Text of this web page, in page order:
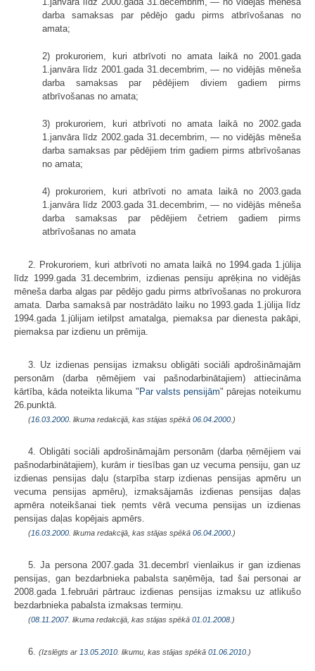
darba samaksas par pēdējo gadu pirms atbrīvošanas no
amata;
2) prokuroriem, kuri atbrīvoti no amata laikā no 2001.gada
1.janvāra līdz 2001.gada 31.decembrim, — no vidējās mēneša
darba samaksas par pēdējiem diviem gadiem pirms
atbrīvošanas no amata;
3) prokuroriem, kuri atbrīvoti no amata laikā no 2002.gada
1.janvāra līdz 2002.gada 31.decembrim, — no vidējās mēneša
darba samaksas par pēdējiem trim gadiem pirms atbrīvošanas
no amata;
4) prokuroriem, kuri atbrīvoti no amata laikā no 2003.gada
1.janvāra līdz 2003.gada 31.decembrim, — no vidējās mēneša
darba samaksas par pēdējiem četriem gadiem pirms
atbrīvošanas no amata
2. Prokuroriem, kuri atbrīvoti no amata laikā no 1994.gada 1.jūlija
līdz 1999.gada 31.decembrim, izdienas pensiju aprēķina no vidējās
mēneša darba algas par pēdējo gadu pirms atbrīvošanas no prokurora
amata. Darba samaksā par nostrādāto laiku no 1993.gada 1.jūlija līdz
1994.gada 1.jūlijam ietilpst amatalga, piemaksa par dienesta pakāpi,
piemaksa par izdienu un prēmija.
3. Uz izdienas pensijas izmaksu obligāti sociāli apdrošināmajām
personām (darba ņēmējiem vai pašnodarbinātajiem) attiecināma
kārtība, kāda noteikta likuma " Par valsts pensijām" pārejas noteikumu
26.punktā.
(16.03.2000 . likuma redakcijā, kas stājas spēkā 06.04.2000. )
4. Obligāti sociāli apdrošināmajām personām (darba ņēmējiem vai
pašnodarbinātajiem), kurām ir tiesības gan uz vecuma pensiju, gan uz
izdienas pensijas daļu (starpība starp izdienas pensijas apmēru un
vecuma pensijas apmēru), izmaksājamās izdienas pensijas daļas
apmēra noteikšanai tiek ņemts vērā vecuma pensijas un izdienas
pensijas daļas kopējais apmērs.
(16.03.2000 . likuma redakcijā, kas stājas spēkā 06.04.2000. )
5. Ja persona 2007.gada 31.decembrī vienlaikus ir gan izdienas
pensijas, gan bezdarbnieka pabalsta saņēmēja, tad šai personai ar
2008.gada 1.februāri pārtrauc izdienas pensijas izmaksu uz atlikušo
bezdarbnieka pabalsta izmaksas termiņu.
(08.11.2007. likuma redakcijā, kas stājas spēkā 01.01.2008. )
6. (Izslēgts ar 13.05.2010 . likumu, kas stājas spēkā 01.06.2010. )